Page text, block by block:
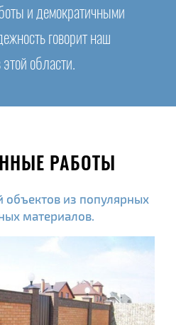
и демократичными
говорит наш
области.
РАБОТЫ
объектов из популярных
материалов.